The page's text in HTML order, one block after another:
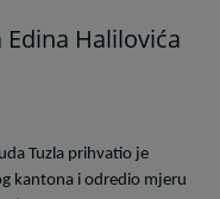
Halilovića
Tuzla prihvatio je
kantona i odredio mjeru